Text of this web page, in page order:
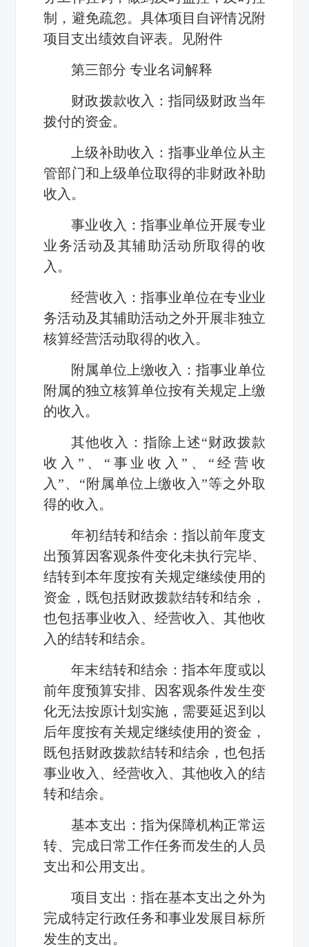
制，避免疏忽。具体项目自评情况附
项目支出绩效自评表。见附件
第三部分 专业名词解释
财政拨款收入：指同级财政当年
拨付的资金。
上级补助收入：指事业单位从主
管部门和上级单位取得的非财政补助
收入。
事业收入：指事业单位开展专业
业务活动及其辅助活动所取得的收
入。
经营收入：指事业单位在专业业
务活动及其辅助活动之外开展非独立
核算经营活动取得的收入。
附属单位上缴收入：指事业单位
附属的独立核算单位按有关规定上缴
的收入。
其他收入：指除上述“财政拨款
收入”、“事业收入”、“经营收
入”、“附属单位上缴收入”等之外取
得的收入。
年初结转和结余：指以前年度支
出预算因客观条件变化未执行完毕、
结转到本年度按有关规定继续使用的
资金，既包括财政拨款结转和结余，
也包括事业收入、经营收入、其他收
入的结转和结余。
年末结转和结余：指本年度或以
前年度预算安排、因客观条件发生变
化无法按原计划实施，需要延迟到以
后年度按有关规定继续使用的资金，
既包括财政拨款结转和结余，也包括
事业收入、经营收入、其他收入的结
转和结余。
基本支出：指为保障机构正常运
转、完成日常工作任务而发生的人员
支出和公用支出。
项目支出：指在基本支出之外为
完成特定行政任务和事业发展目标所
发生的支出。